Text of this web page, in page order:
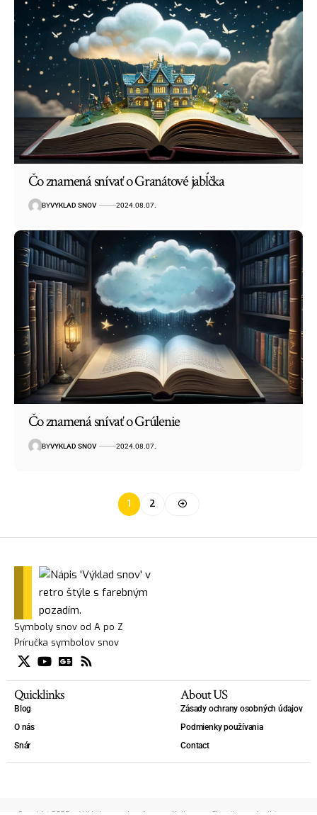
Čo znamená snívať o Granátové jabĺčka
BYVYKLAD SNOV 2024.08.07.
Čo znamená snívať o Grúlenie
BYVYKLAD SNOV 2024.08.07.
1 2
Symboly snov od A po Z
Príručka symbolov snov
Quicklinks
Blog
O nás
Snár
About US
Zásady ochrany osobných údajov
Podmienky používania
Contact